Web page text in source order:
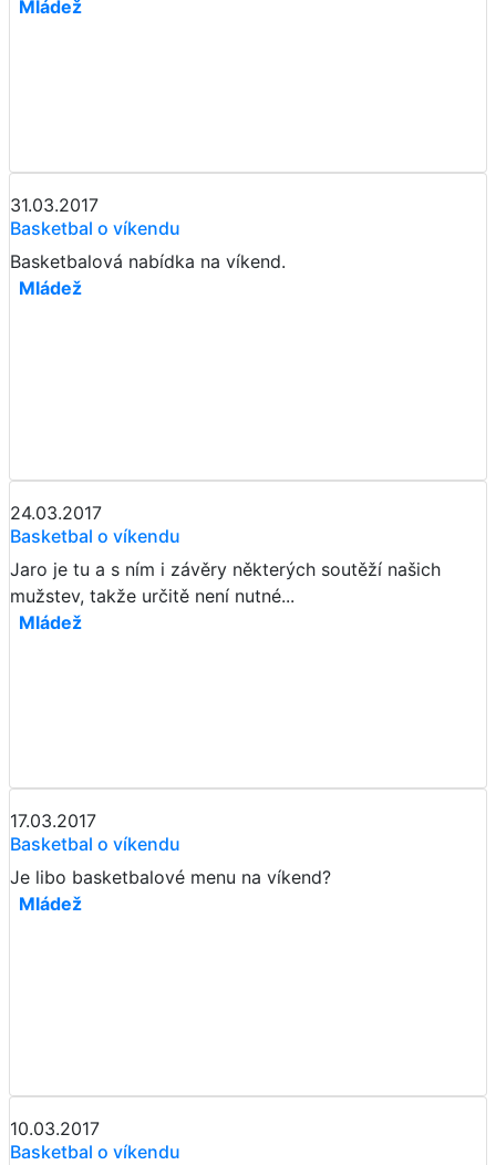
Mládež
31.03.2017
Basketbal o víkendu
Basketbalová nabídka na víkend.
Mládež
24.03.2017
Basketbal o víkendu
Jaro je tu a s ním i závěry některých soutěží našich
mužstev, takže určitě není nutné...
Mládež
17.03.2017
Basketbal o víkendu
Je libo basketbalové menu na víkend?
Mládež
10.03.2017
Basketbal o víkendu